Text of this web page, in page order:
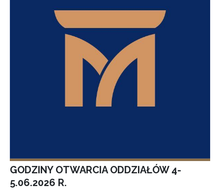
GODZINY OTWARCIA ODDZIAŁÓW 4-
5.06.2026 R.